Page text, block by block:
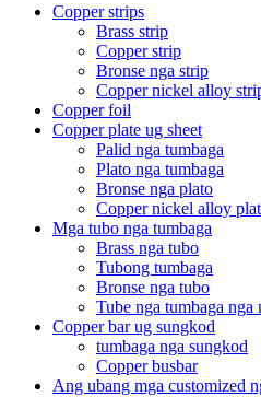
Copper strips
Brass strip
Copper strip
Bronse nga strip
Copper nickel alloy
Copper foil
Copper plate ug sheet
Palid nga tumbaga
Plato nga tumbaga
Bronse nga plato
Copper nickel alloy
Mga tubo nga tumbaga
Brass nga tubo
Tubong tumbaga
Bronse nga tubo
Tube nga tumbaga
Copper bar ug sungkod
tumbaga nga sungkod
Copper busbar
Ang ubang mga customized